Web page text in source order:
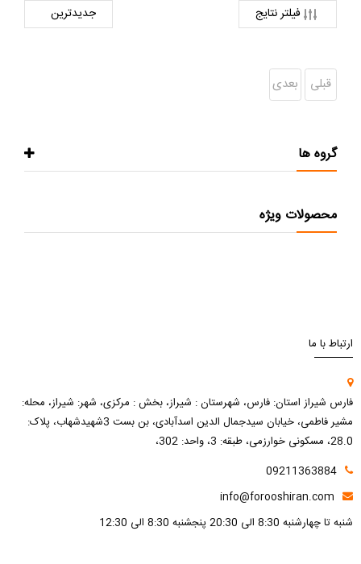
فیلتر نتایج
قبلی بعدی
گروه ها
محصولات ویژه
ارتباط با ما
فارس شیراز استان: فارس، شهرستان : شیراز، بخش : مرکزی، شهر: شیراز، محله:
مشیر فاطمی، خیابان سیدجمال الدین اسدآبادی، بن بست 3شهیدشهاب، پلاک:
28.0، مسکونی خوارزمی، طبقه: 3، واحد: 302،
09211363884
info@forooshiran.com
شنبه تا چهارشنبه 8:30 الی 20:30 پنجشنبه 8:30 الی 12:30